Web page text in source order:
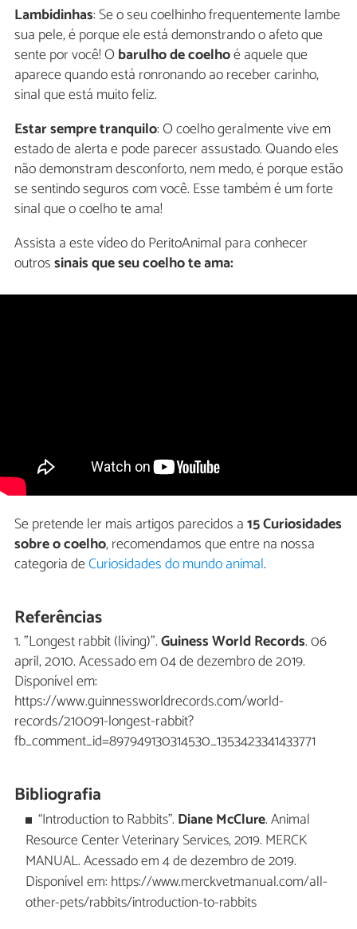
Lambidinhas: Se o seu coelhinho frequentemente lambe
sua pele, é porque ele está demonstrando o afeto que
sente por você! Obarulho de coelhoé aquele que
aparece quando está ronronando ao receber carinho,
sinal que está muito feliz.
Estar sempre tranquilo: O coelho geralmente vive em
estado de alerta e pode parecer assustado. Quando eles
não demonstram desconforto, nem medo, é porque estão
se sentindo seguros com você. Esse também é um forte
sinal que o coelho te ama!
Assista a este vídeo do PeritoAnimal para conhecer
outrossinais que seu coelho te ama:
Se pretende ler mais artigos parecidos a15 Curiosidades
sobre o coelho, recomendamos que entre na nossa
categoria deCuriosidades do mundo animal.
Referências
1. "Longest rabbit (living)".Guiness World Records. 06
april, 2010. Acessado em 04 de dezembro de 2019.
Disponível em:
https://www.guinnessworldrecords.com/world-
records/210091-longest-rabbit?
fb_comment_id=897949130314530_1353423341433771
Bibliografia
“Introduction to Rabbits”. Diane McClure. Animal
Resource Center Veterinary Services, 2019. MERCK
MANUAL. Acessado em 4 de dezembro de 2019.
Disponível em: https://www.merckvetmanual.com/all-
other-pets/rabbits/introduction-to-rabbits